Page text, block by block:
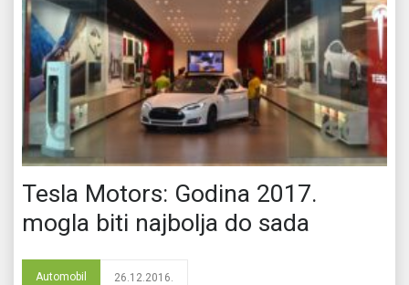
Tesla Motors: Godina 2017.
mogla biti najbolja do sada
Automobil 26.12.2016.